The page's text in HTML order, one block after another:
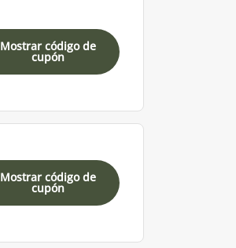
Mostrar código de
cupón
Mostrar código de
cupón